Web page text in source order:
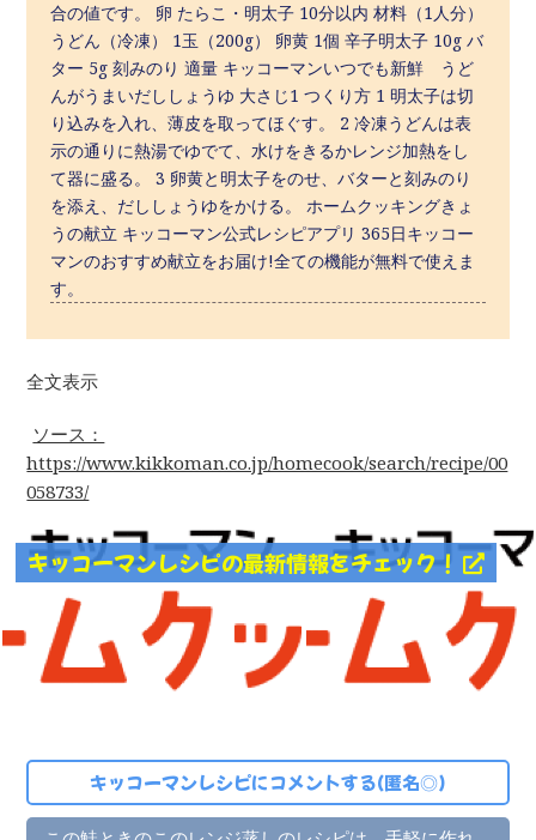
合の値です。 卵 たらこ・明太子 10分以内 材料（1人分）
うどん（冷凍） 1玉（200g） 卵黄 1個 辛子明太子 10g バ
ター 5g 刻みのり 適量 キッコーマンいつでも新鮮 うど
んがうまいだししょうゆ 大さじ1 つくり方 1 明太子は切
り込みを入れ、薄皮を取ってほぐす。 2 冷凍うどんは表
示の通りに熱湯でゆでて、水けをきるかレンジ加熱をし
て器に盛る。 3 卵黄と明太子をのせ、バターと刻みのり
を添え、だししょうゆをかける。 ホームクッキングきょ
うの献立 キッコーマン公式レシピアプリ 365日キッコー
マンのおすすめ献立をお届け!全ての機能が無料で使えま
す。
全文表示
ソース：
https://www.kikkoman.co.jp/homecook/search/recipe/00
058733/
キッコーマンレシピの最新情報をチェック！
キッコーマンレシピにコメントする(匿名◎)